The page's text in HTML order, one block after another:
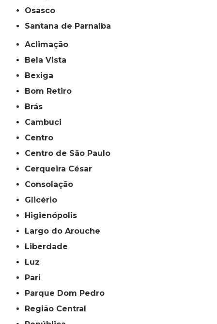
Osasco
Santana de Parnaíba
Aclimação
Bela Vista
Bexiga
Bom Retiro
Brás
Cambuci
Centro
Centro de São Paulo
Cerqueira César
Consolação
Glicério
Higienópolis
Largo do Arouche
Liberdade
Luz
Pari
Parque Dom Pedro
Região Central